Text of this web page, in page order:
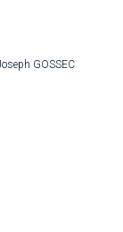
GOSSEC